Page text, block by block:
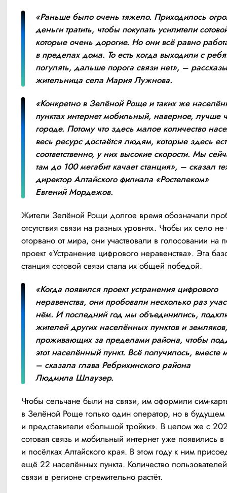
«Раньше было очень тяжело. Приходилось
деньги тратить, чтобы покупать усилители
которые очень дорогие. Но они всё равно
в пределах дома. То есть когда выходили с
погулять, дальше порога связи нет», –
жительница села Мария Лужнова.
«Конкретно в Зелёной Роще и таких же
пунктах интернет мобильный, наверное, лучше
городе. Потому что здесь малое количество
весь ресурс достаётся людям, которые здесь
соответственно, у них высокие скорости. Мы
там до 100 мегабит качает станция», – сказал
директор Алтайского филиала «Ростелеком»
Евгений Мордежов.
Жители Зелёной Рощи долгое время обозначали
отсутствия связи на разных уровнях. Чтобы их село
оторвано от мира, они участвовали в голосовании на
проект «Устранение цифрового неравенства». Эта
станция сотовой связи стала их общей победой.
«Когда появился проект устранения цифрового
неравенства, они пробовали несколько раз
нём. И последний год мы объединились,
жителей других населённых пунктов и земляков,
проживающих за пределами района, чтобы
этот населённый пункт. Всё получилось, вместе
– сказала глава Ребрихинского района
Людмила Шлаузер.
Чтобы сельчане были на связи, им оформили сим-
в Зелёной Роще только один оператор, но в будущем
и представители «большой тройки». В целом же с
сотовая связь и мобильный интернет уже появились
и посёлках Алтайского края. В этом году к ним
ещё 22 населённых пункта. Количество
связи в регионе стремительно растёт.